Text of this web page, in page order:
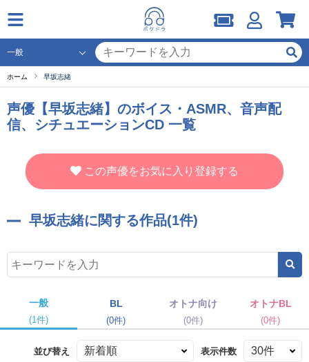
ホーム 早坂志緒
声優【早坂志緒】のボイス・ASMR、音声配
信、シチュエーションCD 一覧
この声優をお気に入り登録する
早坂志緒に関する作品(1件)
一般
(1件)
BL
(0件)
オトナ向け
(0件)
オトナBL
(0件)
並び替え 表示件数